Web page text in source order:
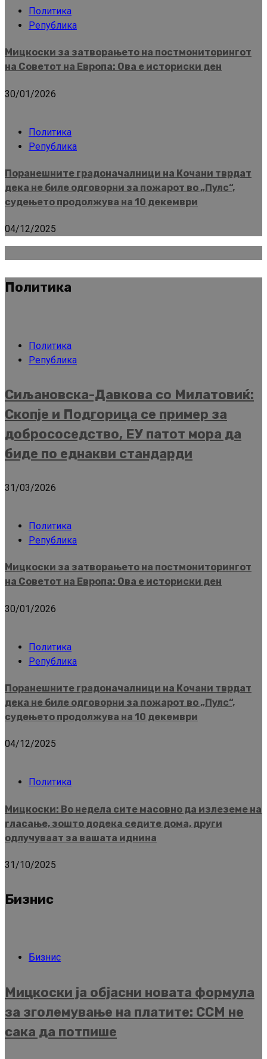
Политика
Република
Мицкоски за затворањето на постмониторингот
на Советот на Европа: Ова е историски ден
30/01/2026
Политика
Република
Поранешните градоначалници на Кочани тврдат
дека не биле одговорни за пожарот во „Пулс“,
судењето продолжува на 10 декември
04/12/2025
Политика
Политика
Република
Сиљановска-Давкова со Милатовиќ:
Скопје и Подгорица се пример за
добрососедство, ЕУ патот мора да
биде по еднакви стандарди
31/03/2026
Политика
Република
Мицкоски за затворањето на постмониторингот
на Советот на Европа: Ова е историски ден
30/01/2026
Политика
Република
Поранешните градоначалници на Кочани тврдат
дека не биле одговорни за пожарот во „Пулс“,
судењето продолжува на 10 декември
04/12/2025
Политика
Мицкоски: Во недела сите масовно да излеземе на
гласање, зошто додека седите дома, други
одлучуваат за вашата иднина
31/10/2025
Бизнис
Бизнис
Мицкоски ја објасни новата формула
за зголемување на платите: ССМ не
сака да потпише